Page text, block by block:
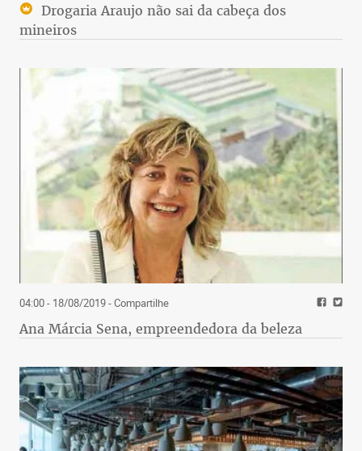
Drogaria Araujo não sai da cabeça dos
mineiros
04:00 - 18/08/2019- Compartilhe
Ana Márcia Sena, empreendedora da beleza